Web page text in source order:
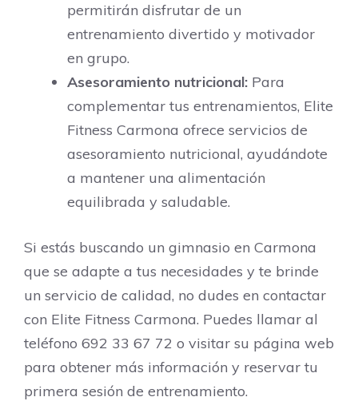
permitirán disfrutar de un
entrenamiento divertido y motivador
en grupo.
Asesoramiento nutricional: Para
complementar tus entrenamientos, Elite
Fitness Carmona ofrece servicios de
asesoramiento nutricional, ayudándote
a mantener una alimentación
equilibrada y saludable.
Si estás buscando un gimnasio en Carmona
que se adapte a tus necesidades y te brinde
un servicio de calidad, no dudes en contactar
con Elite Fitness Carmona. Puedes llamar al
teléfono 692 33 67 72 o visitar su página web
para obtener más información y reservar tu
primera sesión de entrenamiento.